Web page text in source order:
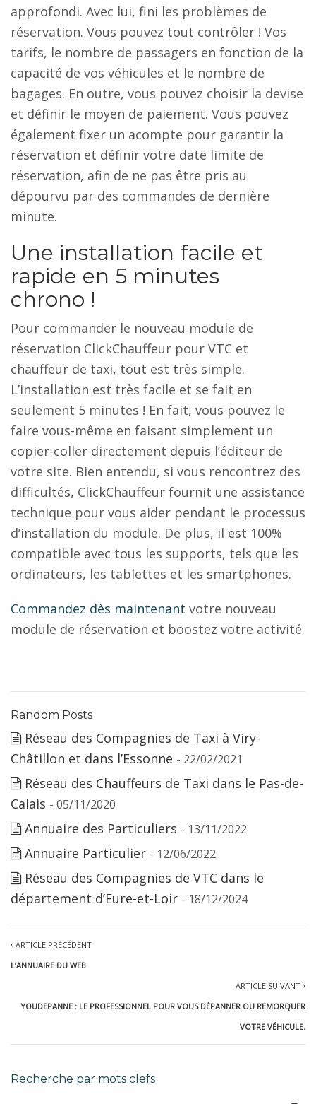
approfondi. Avec lui, fini les problèmes de
réservation. Vous pouvez tout contrôler ! Vos
tarifs, le nombre de passagers en fonction de la
capacité de vos véhicules et le nombre de
bagages. En outre, vous pouvez choisir la devise
et définir le moyen de paiement. Vous pouvez
également fixer un acompte pour garantir la
réservation et définir votre date limite de
réservation, afin de ne pas être pris au
dépourvu par des commandes de dernière
minute.
Une installation facile et
rapide en 5 minutes
chrono !
Pour commander le nouveau module de
réservation ClickChauffeur pour VTC et
chauffeur de taxi, tout est très simple.
L’installation est très facile et se fait en
seulement 5 minutes ! En fait, vous pouvez le
faire vous-même en faisant simplement un
copier-coller directement depuis l’éditeur de
votre site. Bien entendu, si vous rencontrez des
difficultés, ClickChauffeur fournit une assistance
technique pour vous aider pendant le processus
d’installation du module. De plus, il est 100%
compatible avec tous les supports, tels que les
ordinateurs, les tablettes et les smartphones.
Commandez dès maintenant votre nouveau
module de réservation et boostez votre activité.
Random Posts
Réseau des Compagnies de Taxi à Viry-
Châtillon et dans l’Essonne - 22/02/2021
Réseau des Chauffeurs de Taxi dans le Pas-de-
Calais - 05/11/2020
Annuaire des Particuliers - 13/11/2022
Annuaire Particulier - 12/06/2022
Réseau des Compagnies de VTC dans le
département d’Eure-et-Loir - 18/12/2024
ARTICLE PRÉCÉDENT
L’ANNUAIRE DU WEB
ARTICLE SUIVANT
YOUDEPANNE : LE PROFESSIONNEL POUR VOUS DÉPANNER OU REMORQUER
VOTRE VÉHICULE.
Recherche par mots clefs